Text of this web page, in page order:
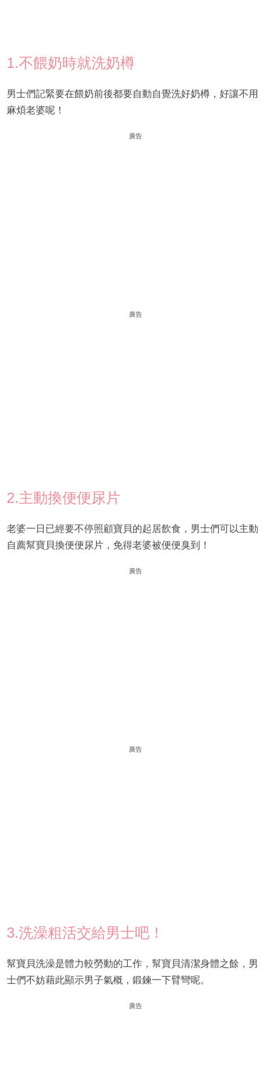
1.不餵奶時就洗奶樽
男士們記緊要在餵奶前後都要自動自覺洗好奶樽，好讓不用
麻煩老婆呢！
廣告
廣告
2.主動換便便尿片
老婆一日已經要不停照顧寶貝的起居飲食，男士們可以主動
自薦幫寶貝換便便尿片，免得老婆被便便臭到！
廣告
廣告
3.洗澡粗活交給男士吧！
幫寶貝洗澡是體力較勞動的工作，幫寶貝清潔身體之餘，男
士們不妨藉此顯示男子氣概，鍛鍊一下臂彎呢。
廣告